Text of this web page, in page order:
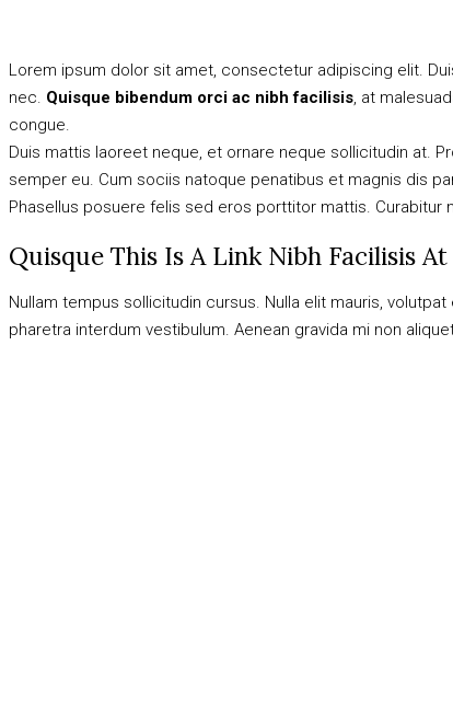
Lorem ipsum dolor sit amet, consectetur adipiscing elit.
nec. Quisque bibendum orci ac nibh facilisis, at
congue.
Duis mattis laoreet neque, et ornare neque sollicitudin at.
semper eu. Cum sociis natoque penatibus et magnis dis
Phasellus posuere felis sed eros porttitor mattis. Curabitur
Quisque This Is A Link Nibh Facilisis
Nullam tempus sollicitudin cursus. Nulla elit mauris,
pharetra interdum vestibulum. Aenean gravida mi non